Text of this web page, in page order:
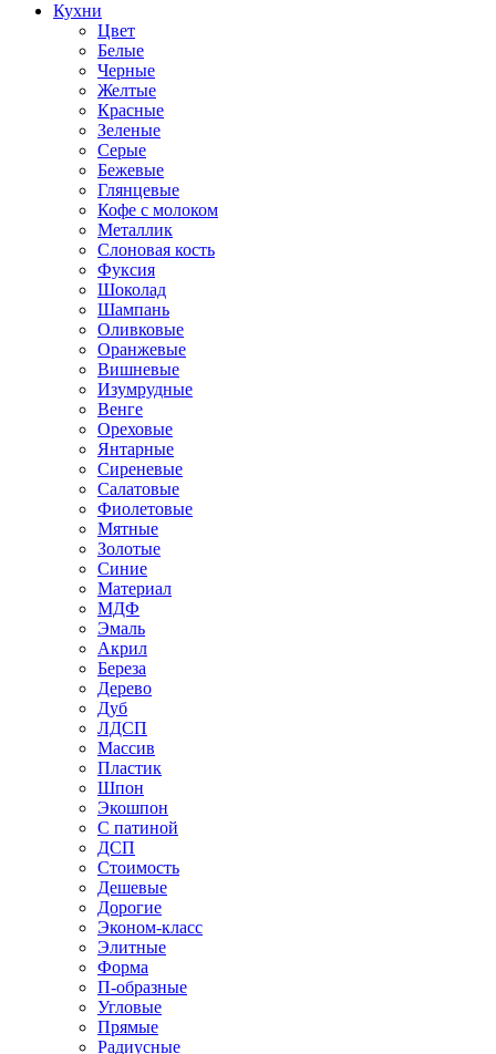
Кухни
Цвет
Белые
Черные
Желтые
Красные
Зеленые
Серые
Бежевые
Глянцевые
Кофе с молоком
Металлик
Слоновая кость
Фуксия
Шоколад
Шампань
Оливковые
Оранжевые
Вишневые
Изумрудные
Венге
Ореховые
Янтарные
Сиреневые
Салатовые
Фиолетовые
Мятные
Золотые
Синие
Материал
МДФ
Эмаль
Акрил
Береза
Дерево
Дуб
ЛДСП
Массив
Пластик
Шпон
Экошпон
С патиной
ДСП
Стоимость
Дешевые
Дорогие
Эконом-класс
Элитные
Форма
П-образные
Угловые
Прямые
Радиусные